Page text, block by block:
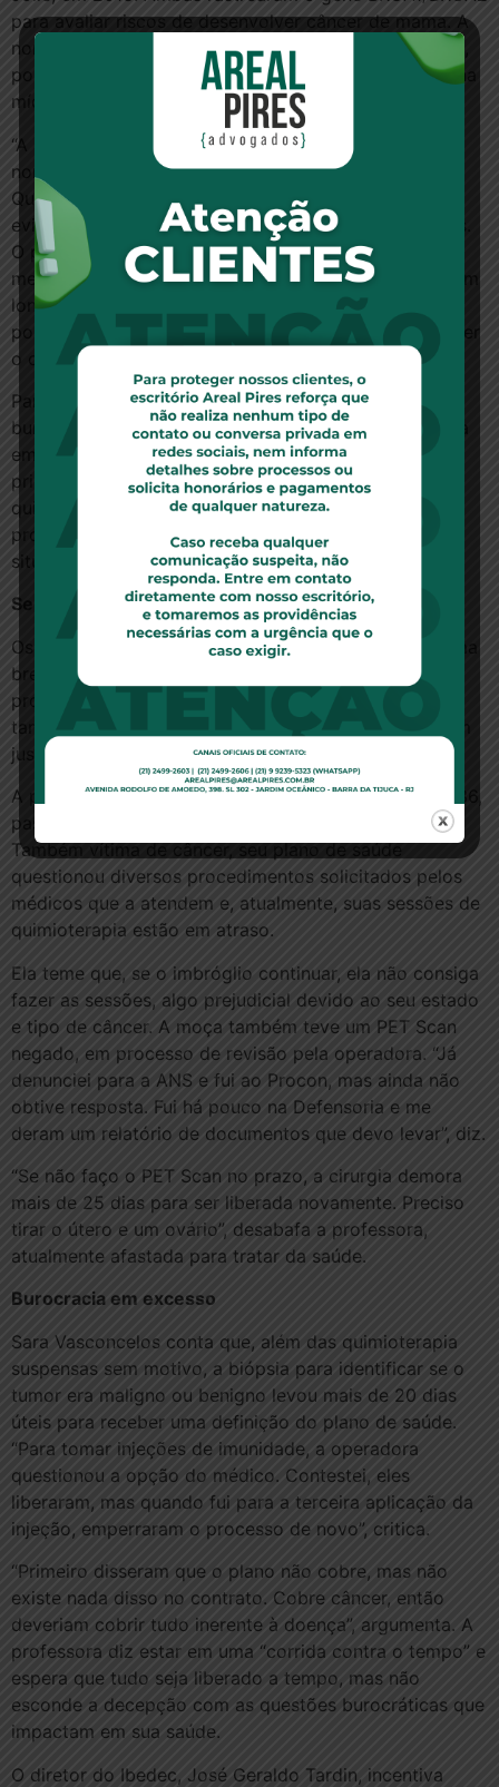
para avaliar riscos de desenvolver câncer de mama. A
norte-americana, inclusive, optou, após os resultados,
por retirar os seios, o que foi noticiado amplamente na
mídia internacional.
“A primeira negativa foi porque não havia a
nomenclatura específica no rol da ANS”, explica
Quelma. O exame, segundo ela, foi importante para
evitar a retirada precipitada de suas mamas e ovários.
O plano de saúde até reconheceu o equívoco alguns
meses após a contestação, mas os problemas estavam
longe de terminar. “Tive que discordar deles de novo,
pois o valor que enviaram não estava nem perto de ser
o certo”, relembra-se.
Para ela, o pior foi a necessidade de passar pela
burocracia do sistema judiciário e da própria empresa
em meio a um tratamento delicado. “Quando veio a
primeira rejeição de cobertura, eu estava em meio à
quimioterapia. Foi mais difícil me concentrar no
problema na Justiça do que na doença. Não é uma
situação agradável”, desabafa.
Sem justificativa
Os problemas não acontecem somente quando há uma
brecha legal para contestação. Em alguns casos,
procedimentos supostamente previstos em contrato
também são negados ou, por vezes, postergados sem
justificativa plausível.
A professora de matemática Sara Vasconcelos Pais, 36,
passa por situação similar a que Quelma superou.
Também vítima de câncer, seu plano de saúde
questionou diversos procedimentos solicitados pelos
médicos que a atendem e, atualmente, suas sessões de
quimioterapia estão em atraso.
Ela teme que, se o imbróglio continuar, ela não consiga
fazer as sessões, algo prejudicial devido ao seu estado
e tipo de câncer. A moça também teve um PET Scan
negado, em processo de revisão pela operadora. “Já
denunciei para a ANS e fui ao Procon, mas ainda não
obtive resposta. Fui há pouco na Defensoria e me
deram um relatório de documentos que devo levar”, diz.
“Se não faço o PET Scan no prazo, a cirurgia demora
mais de 25 dias para ser liberada novamente. Preciso
tirar o útero e um ovário”, desabafa a professora,
atualmente afastada para tratar da saúde.
Burocracia em excesso
Sara Vasconcelos conta que, além das quimioterapia
suspensas sem motivo, a biópsia para identificar se o
tumor era maligno ou benigno levou mais de 20 dias
úteis para receber uma definição do plano de saúde.
“Para tomar injeções de imunidade, a operadora
questionou a opção do médico. Contestei, eles
liberaram, mas quando fui para a terceira aplicação da
injeção, emperraram o processo de novo”, critica.
“Primeiro disseram que o plano não cobre, mas não
existe nada disso no contrato. Cobre câncer, então
deveriam cobrir tudo inerente à doença”, argumenta. A
professora diz estar em uma “corrida contra o tempo” e
espera que tudo seja liberado a tempo, mas não
esconde a decepção com as questões burocráticas que
impactam em sua saúde.
O diretor do Ibedec, José Geraldo Tardin, incentiva